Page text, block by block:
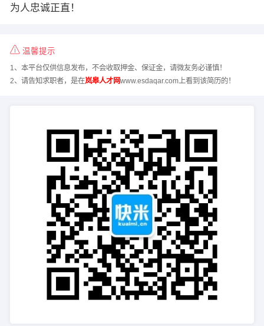
为人忠诚正直！
温馨提示
1、本平台仅供信息发布，不会收取押金、保证金，请微友务必谨慎！
2、请告知求职者，是在岚皋人才网www.esdaqar.com上看到该简历的！